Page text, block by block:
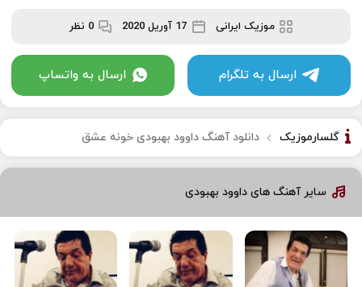
موزیک ایرانی 17 آوریل 2020 0 نظر
ارسال به تلگرام ارسال به واتساپ
گلسارموزیک دانلود آهنگ داوود بهبودی خونه عشق
سایر آهنگ های داوود بهبودی